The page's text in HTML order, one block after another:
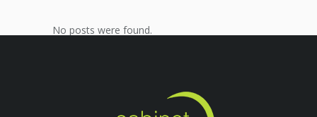
No posts were found.